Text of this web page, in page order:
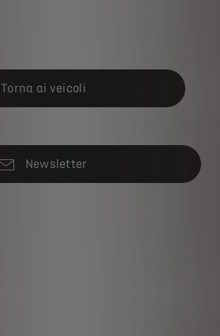
Torna ai veicoli
Newsletter